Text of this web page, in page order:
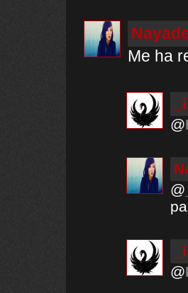
Me ha
@
@
@